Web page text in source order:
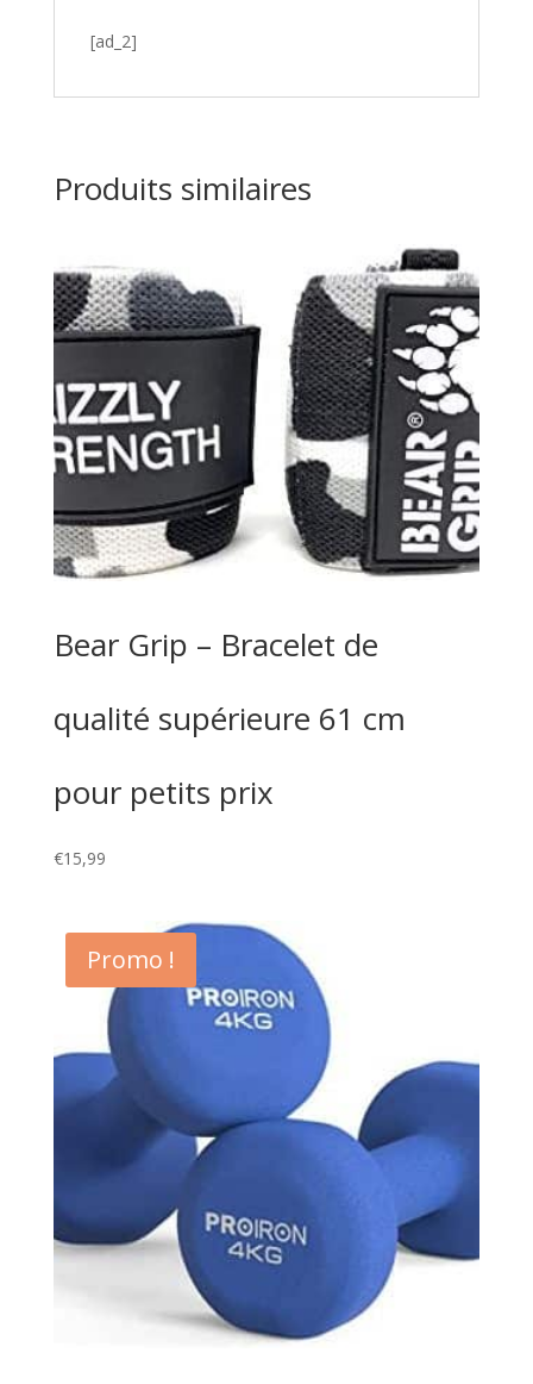
[ad_2]
Produits similaires
Bear Grip – Bracelet de
qualité supérieure 61 cm
pour petits prix
€15,99
Promo !